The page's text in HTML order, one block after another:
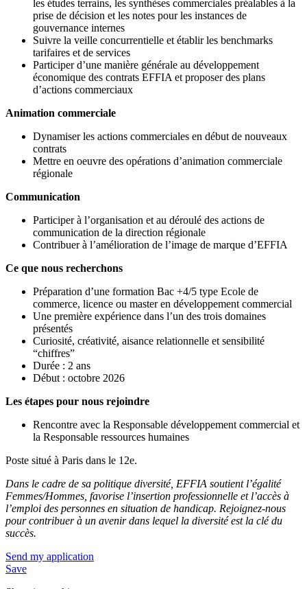
les études terrains, les synthèses commerciales préalables à la
prise de décision et les notes pour les instances de
gouvernance internes
Suivre la veille concurrentielle et établir les benchmarks
tarifaires et de services
Participer d’une manière générale au développement
économique des contrats EFFIA et proposer des plans
d’actions commerciaux
Animation commerciale
Dynamiser les actions commerciales en début de nouveaux
contrats
Mettre en oeuvre des opérations d’animation commerciale
régionale
Communication
Participer à l’organisation et au déroulé des actions de
communication de la direction régionale
Contribuer à l’amélioration de l’image de marque d’EFFIA
Ce que nous recherchons
Préparation d’une formation Bac +4/5 type Ecole de
commerce, licence ou master en développement commercial
Une première expérience dans l’un des trois domaines
présentés
Curiosité, créativité, aisance relationnelle et sensibilité
“chiffres”
Durée : 2 ans
Début : octobre 2026
Les étapes pour nous rejoindre
Rencontre avec la Responsable développement commercial et
la Responsable ressources humaines
Poste situé à Paris dans le 12e.
Dans le cadre de sa politique diversité, EFFIA soutient l’égalité
Femmes/Hommes, favorise l’insertion professionnelle et l’accès à
l’emploi des personnes en situation de handicap. Rejoignez-nous
pour contribuer à un avenir dans lequel la diversité est la clé du
succès.
Send my application
Save